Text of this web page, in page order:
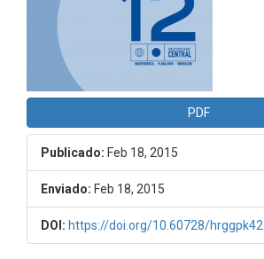
PDF
Publicado: Feb 18, 2015
Enviado: Feb 18, 2015
DOI: https://doi.org/10.60728/hrggpk42